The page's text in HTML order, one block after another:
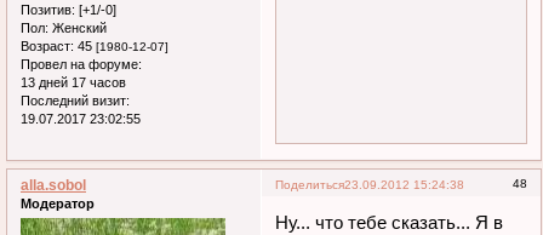
Позитив: [+1/-0]
Пол: Женский
Возраст: 45 [1980-12-07]
Провел на форуме:
13 дней 17 часов
Последний визит:
19.07.2017 23:02:55
Поделиться 48
23.09.2012 15:24:38
alla.sobol
Модератор
Ну... что тебе сказать... Я в